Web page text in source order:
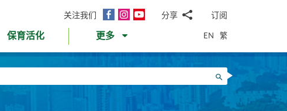
关注我们
面
InstagramYouTube分享
邮WhatsApp
微
信
面
书Twitter
LinkedIn
微
订阅
保育活化 更多 EN 繁
搜寻